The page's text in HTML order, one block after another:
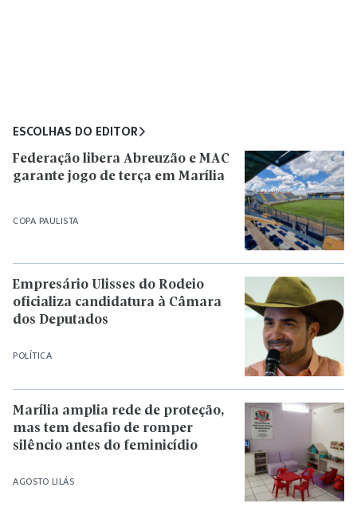
ESCOLHAS DO EDITOR
COPA PAULISTA
Federação libera Abreuzão e MAC
garante jogo de terça em Marília
POLÍTICA
Empresário Ulisses do Rodeio
oficializa candidatura à Câmara
dos Deputados
AGOSTO LILÁS
Marília amplia rede de proteção,
mas tem desafio de romper
silêncio antes do feminicídio